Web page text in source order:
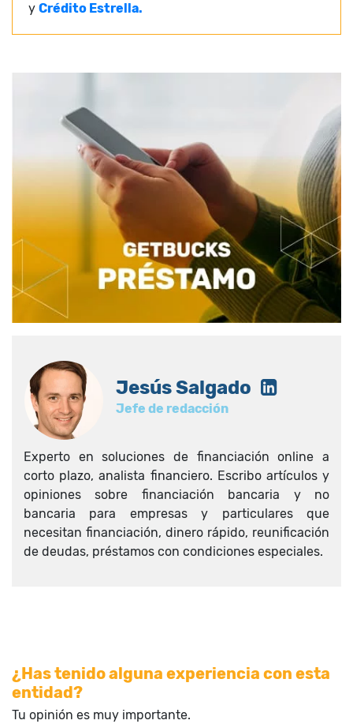
y Crédito Estrella.
Jesús Salgado
Jefe de redacción
Experto en soluciones de financiación online a
corto plazo, analista financiero. Escribo artículos y
opiniones sobre financiación bancaria y no
bancaria para empresas y particulares que
necesitan financiación, dinero rápido, reunificación
de deudas, préstamos con condiciones especiales.
¿Has tenido alguna experiencia con esta
entidad?
Tu opinión es muy importante.